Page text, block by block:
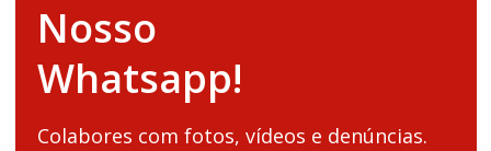
Nosso
Whatsapp!
Colabores com fotos, vídeos e denúncias.